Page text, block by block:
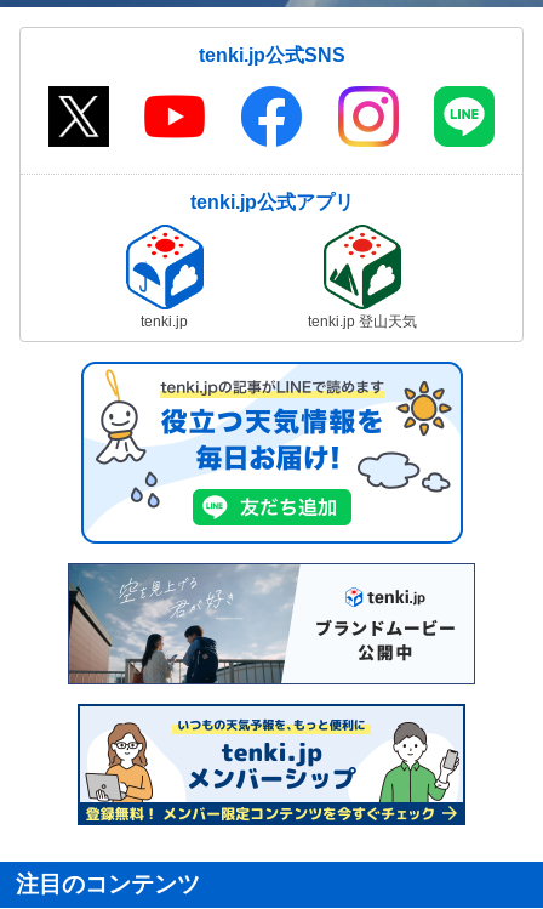
tenki.jp公式SNS
tenki.jp公式アプリ
tenki.jp tenki.jp 登山天気
注目のコンテンツ